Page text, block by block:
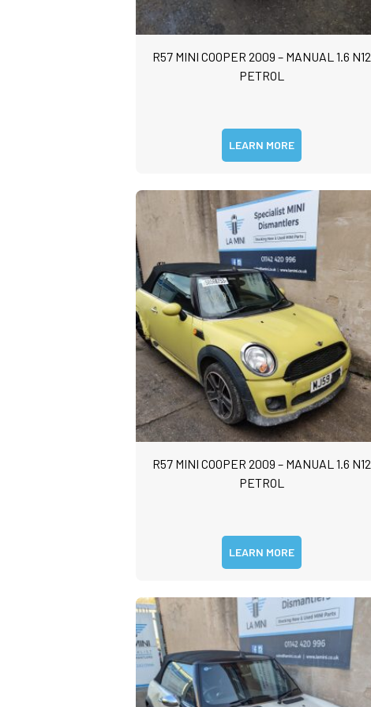
R57 MINI COOPER 2009 – MANUAL 1.6 N12
PETROL
LEARN MORE
R57 MINI COOPER 2009 – MANUAL 1.6 N12
PETROL
LEARN MORE